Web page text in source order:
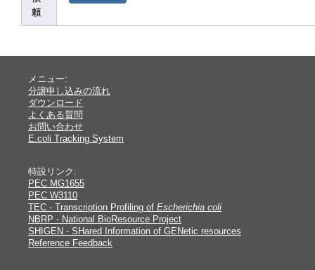
頼
メニュー:
分譲申し込みの流れ
ダウンロード
よくある質問
お問い合わせ
E.coli Tracking System
特設リンク:
PEC MG1655
PEC W3110
TEC - Transcription Profiling of Escherichia coli
NBRP - National BioResource Project
SHIGEN - SHared Information of GENetic resources
Reference Feedback